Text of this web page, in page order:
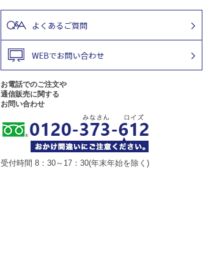
お電話でのご注文や
通信販売に関する
お問い合わせ
受付時間 8：30～17：30(年末年始を除く)